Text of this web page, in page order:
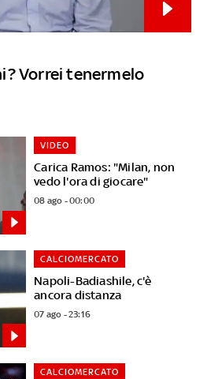
Vorrei tenermelo
Carica Ramos: "Milan, non
vedo l'ora di giocare"
VIDEO
08 ago - 00:00
Napoli-Badiashile, c'è
ancora distanza
CALCIOMERCATO
07 ago - 23:16
CALCIOMERCATO